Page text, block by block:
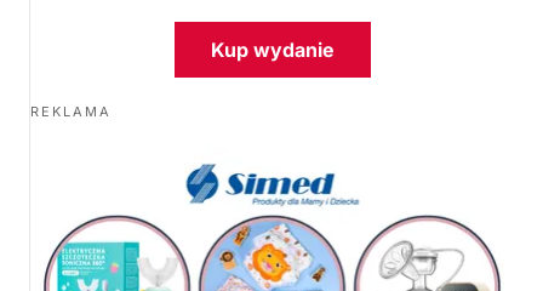
Kup wydanie
REKLAMA